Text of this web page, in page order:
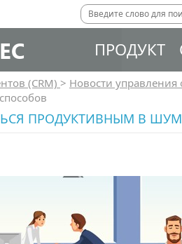
ПРОДУКТ
(CRM) > Новости управления
ПРОДУКТИВНЫМ В